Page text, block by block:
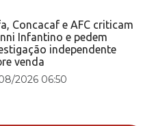
Concacaf e AFC criticam
Infantino e pedem
independente
venda
2026 06:50